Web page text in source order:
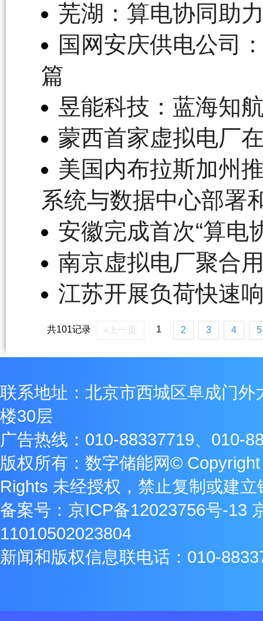
芜湖：算电协同助
国网安庆供电公司
篇
昱能科技：蓝海知
蒙西首家虚拟电厂
美国内布拉斯加州
系统与数据中心部署
安徽完成首次“算电
南京虚拟电厂聚合
江苏开展负荷快速
共101记录 «上一页 1 2 3 4 5
联系地址：北京市西城区阜成门外
楼30层
广告热线：010-88337719、010-
版权所有：数字储能网©
Rights 未经授权，禁止复制或建立
备案号： 京ICP备12023756号-13
11010502023804
新闻和版权信息联电话：010-